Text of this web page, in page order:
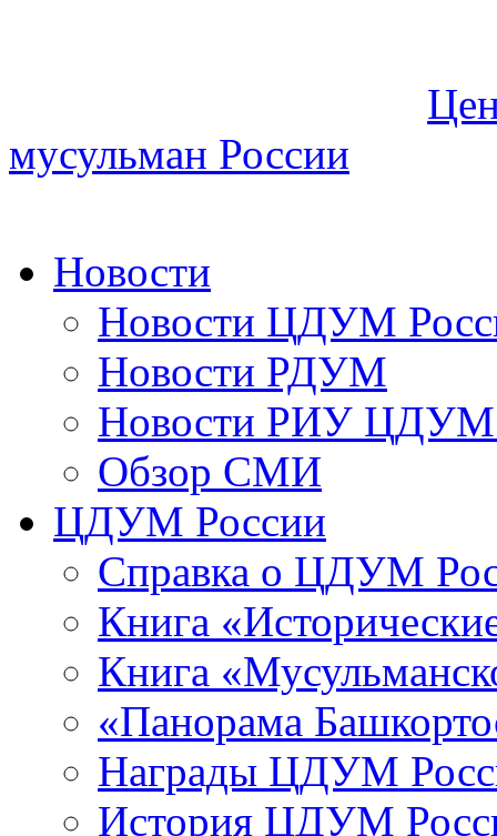
мусульман России
Новости
Новости ЦДУМ
Новости РДУМ
Новости РИУ ЦДУМ
Обзор СМИ
ЦДУМ России
Справка о ЦДУМ
Книга
Книга
«Панорама
Награды ЦДУМ
История ЦДУМ